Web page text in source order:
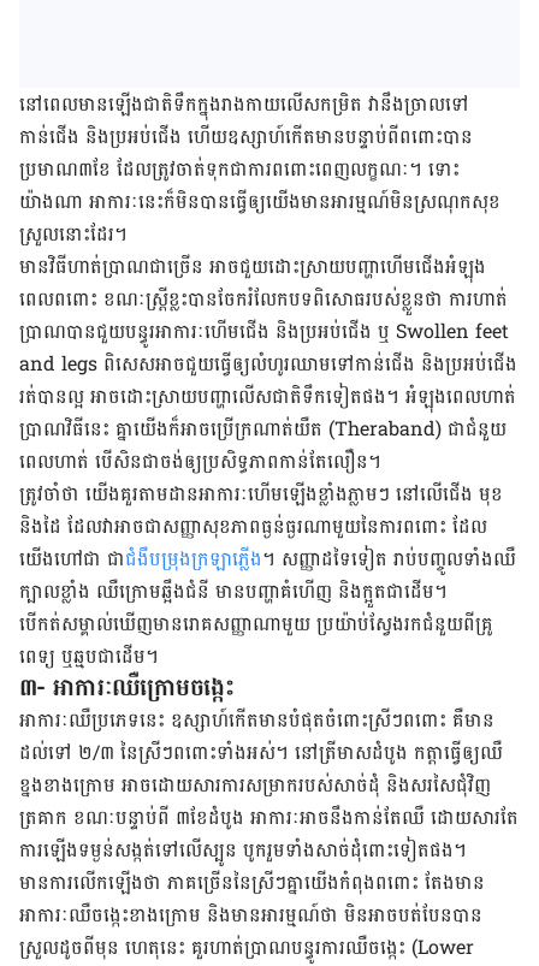
នៅពេល​មានឡើងជាតិទឹកក្នុងរាងកាយលើសកម្រិត វានឹងច្រាលទៅ
កាន់ជើង និងប្រអប់​ជើង ហើយឧស្សាហ៍កើតមានបន្ទាប់​ពី​ពពោះ​បាន​
ប្រមាណ​៣ខែ ដែលត្រូវចាត់​ទុក​ជាការពពោះពេញលក្ខណៈ។ ទោះ​
យ៉ាងណា អាការៈ​នេះ​ក៏មិន​បាន​ធ្វើឲ្យ​យើង​មានអារម្មណ៍​មិនស្រណុក​សុខ​
ស្រួល​នោះ​ដែរ។
មានវិធីហាត់ប្រាណជាច្រើន អាចជួយដោះស្រាយបញ្ហាហើម​ជើង​អំឡុង​
ពេលពពោះ ខណៈស្រ្តី​ខ្លះ​​បាន​ចែក​រំលែក​បទ​ពិសោធ​របស់ខ្លួន​ថា ការ​ហាត់​
ប្រាណ​បាន​​ជួយ​​បន្ធូរ​អាការៈ​ហើម​ជើង​ និងប្រអប់ជើង ឬ Swollen feet
and legs ពិសេស​អាច​ជួយ​ធ្វើឲ្យលំហូរ​ឈាម​ទៅកាន់ជើង និងប្រអប់ជើង
រត់បានល្អ អាចដោះស្រាយបញ្ហាលើសជាតិទឹកទៀតផង។ អំឡុងពេលហាត់
ប្រាណវិធីនេះ គ្នាយើង​ក៏អាច​ប្រើក្រណាត់​យឺត (Theraband) ជាជំនួយ
ពេលហាត់ បើសិនជាចង់ឲ្យប្រសិទ្ធភាពកាន់តែលឿន។
ត្រូវចាំថា យើងគួរតាមដានអាការៈហើមឡើងខ្លាំងភ្លាមៗ នៅលើជើង មុខ
និងដៃ ដែលវាអាចជាសញ្ញាសុខភាពធ្ងន់ធ្ងរណាមួយនៃការពពោះ ដែល
យើងហៅជា ជាជំងឺបម្រុងក្រឡាភ្លើង។ សញ្ញាដទៃទៀត រាប់បញ្ចូល​ទាំង​ឈឺ​
ក្បាល​ខ្លាំង​ ឈឺក្រោមឆ្អឹងជំនី មានបញ្ហាគំហើញ និងក្អួតជាដើម។
បើកត់សម្គាល់ឃើញមានរោគសញ្ញាណាមួយ ប្រយ៉ាប់ស្វែង​រកជំនួយ​ពី​គ្រូ​
ពេទ្យ ឬឆ្មប​ជាដើម។
៣- អាការៈឈឺក្រោមចង្កេះ
អាការៈឈឺប្រភេទនេះ ឧស្សាហ៍កើតមានបំផុតចំពោះស្រីៗពពោះ គឺមាន
ដល់ទៅ ២/៣ នៃស្រីៗពពោះទាំងអស់។ នៅត្រីមាសដំបូង កត្តា​ធ្វើឲ្យឈឺ
ខ្នង​ខាង​ក្រោម អាចដោយសារការសម្រាករបស់សាច់ដុំ និងសរសៃជុំវិញ
ត្រគាក ខណៈបន្ទាប់ពី ៣ខែដំបូង អាការៈអាចនឹង​កាន់តែ​ឈឺ ដោយសារតែ
ការឡើងទម្ងន់​សង្កត់ទៅលើ​ស្បូន បូករួមទាំងសាច់ដុំពោះទៀតផង។
មានការ​លើកឡើង​ថា​ ភាគច្រើននៃស្រីៗគ្នាយើងកំពុងពពោះ តែងមាន
អាការៈឈឺចង្កេះខាងក្រោម និងមានអារម្មណ៍ថា មិនអាច​បត់បែនបាន
ស្រួលដូចពីមុន ហេតុនេះ គួរហាត់ប្រាណបន្ធូរការឈឺចង្កេះ (Lower